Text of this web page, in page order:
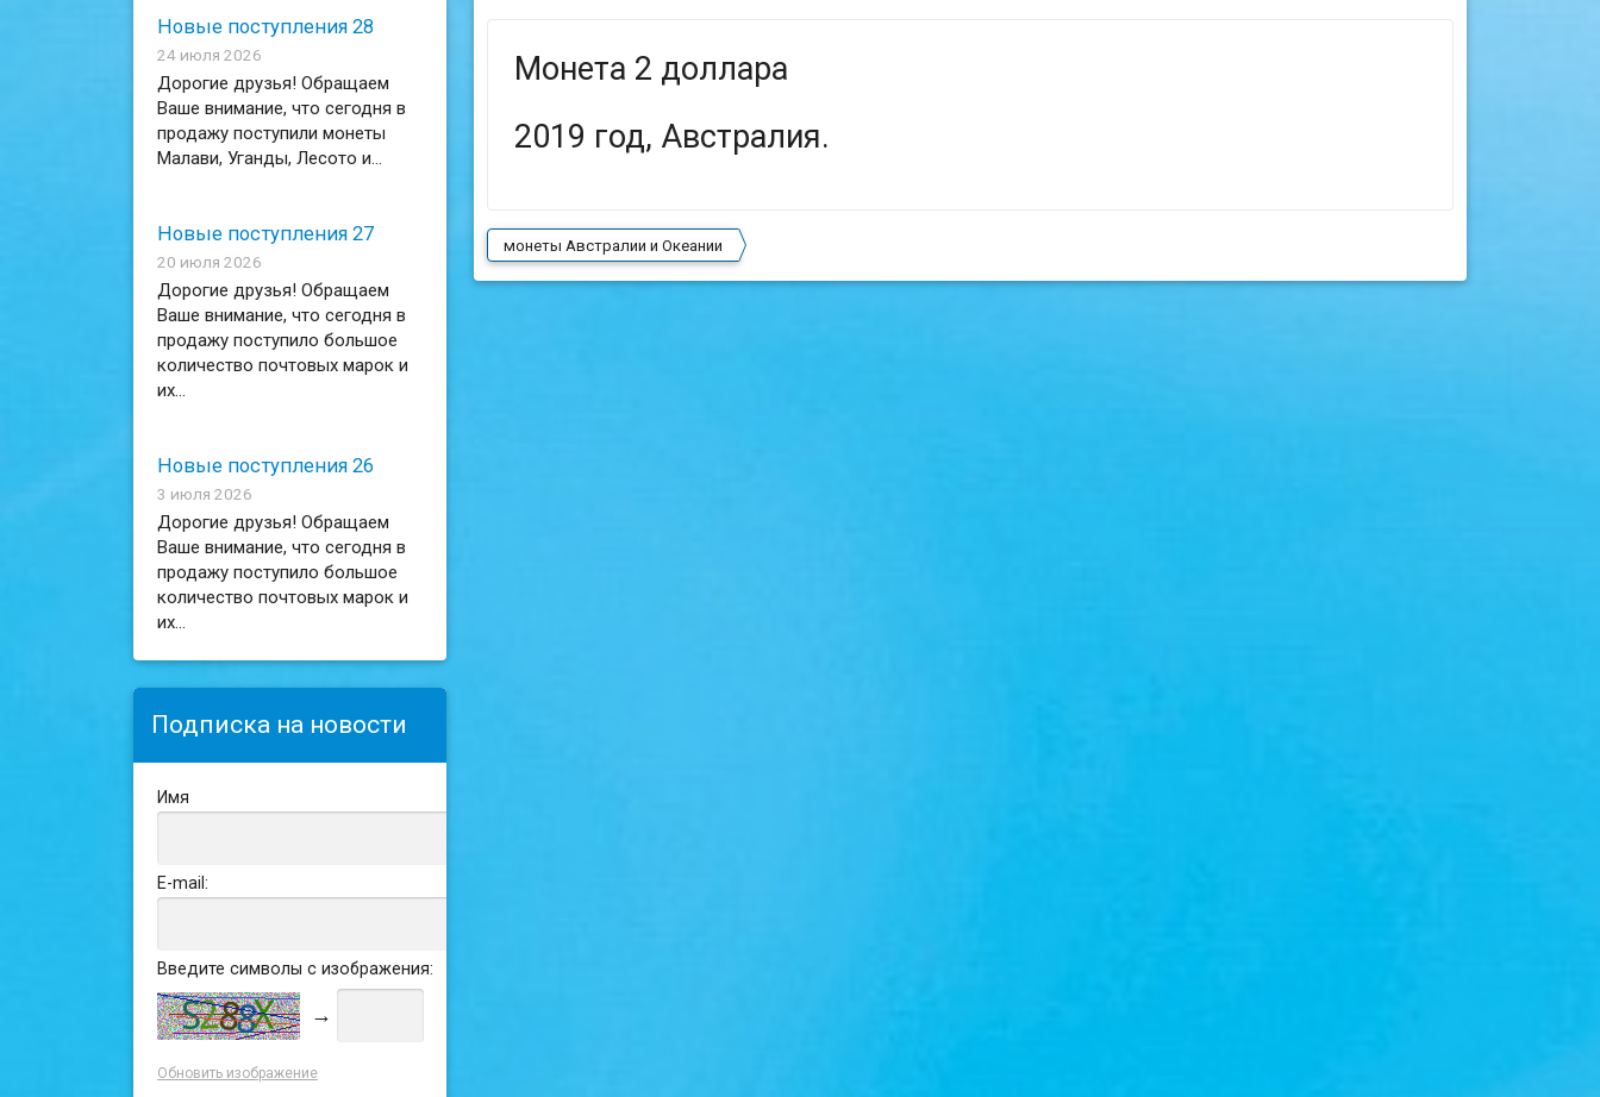
Новые поступления 28
24 июля 2026
Дорогие друзья! Обращаем
Ваше внимание, что сегодня в
продажу поступили монеты
Малави, Уганды, Лесото и...
Новые поступления 27
20 июля 2026
Дорогие друзья! Обращаем
Ваше внимание, что сегодня в
продажу поступило большое
количество почтовых марок и
их...
Новые поступления 26
3 июля 2026
Дорогие друзья! Обращаем
Ваше внимание, что сегодня в
продажу поступило большое
количество почтовых марок и
их...
Подписка на новости
Имя
E-mail:
Введите символы с изображения:
→
Обновить изображение
Монета 2 доллара
2019 год, Австралия.
монеты Австралии и Океании